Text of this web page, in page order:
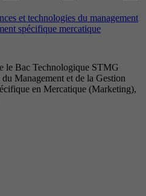
et technologies du management
spécifique mercatique
le Bac Technologique STMG
Management et de la Gestion
en Mercatique (Marketing),